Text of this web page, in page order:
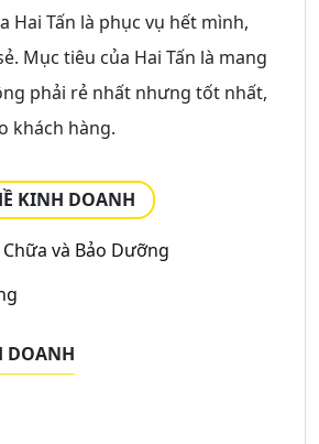
Hai Tấn là phục vụ hết mình,
Mục tiêu của Hai Tấn là mang
phải rẻ nhất nhưng tốt nhất,
khách hàng.
KINH DOANH
Chữa và Bảo Dưỡng
DOANH